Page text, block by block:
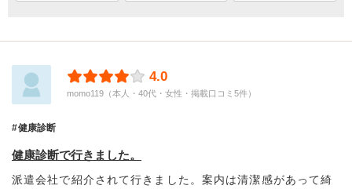
4.0
momo119（本人・40代・女性・掲載口コミ5件）
健康診断
健康診断で行きました。
派遣会社で紹介されて行きました。案内は清潔感があって綺